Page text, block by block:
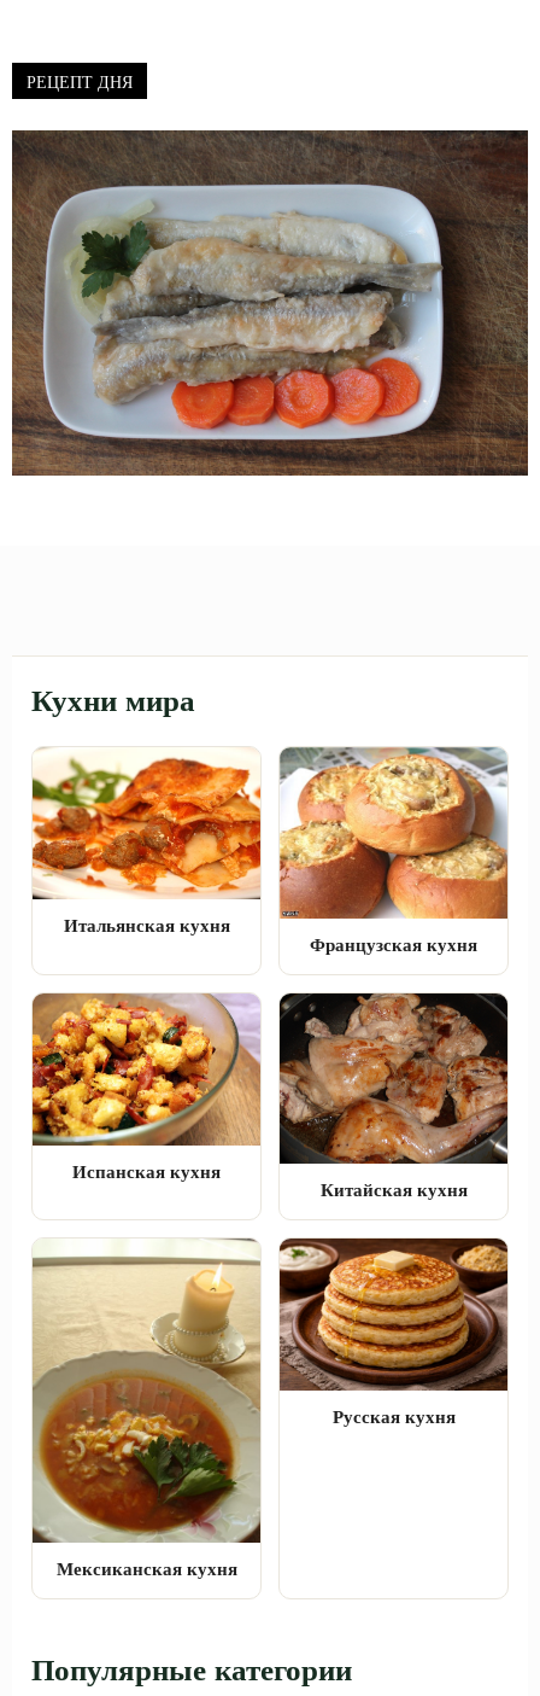
РЕЦЕПТ ДНЯ
Кухни мира
Итальянская кухня
Французская кухня
Испанская кухня
Китайская кухня
Мексиканская кухня
Русская кухня
Популярные категории